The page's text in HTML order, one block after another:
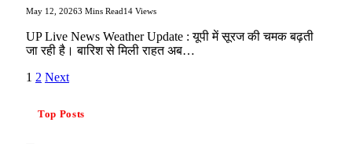
May 12, 20263 Mins Read14 Views
UP Live News Weather Update : यूपी में सूरज की चमक बढ़ती
जा रही है। बारिश से मिली राहत अब…
1 2 Next
Top Posts